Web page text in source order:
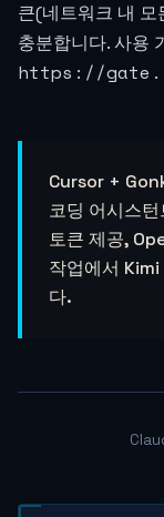
큰(네트워크 내 모
충분합니다. 사용
https://
Cursor +
코딩 어시스
토큰 제공,
작업에서
다.